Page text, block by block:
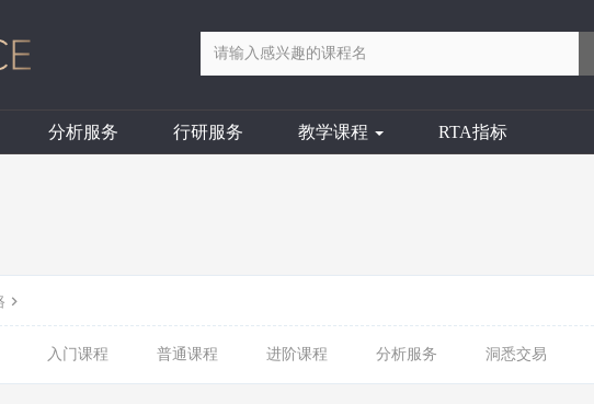
分析服务 行研服务 教学课程 RTA指标
入门课程 普通课程 进阶课程 分析服务 洞悉交易